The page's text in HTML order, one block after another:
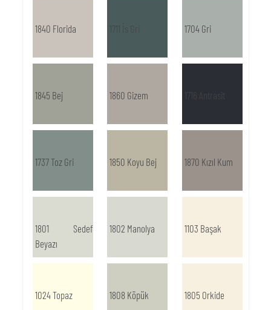
1840 Florida 1704 Gri
1845 Bej 1860 Gizem 1716 Antrasit
1737 Toz Gri 1850 Koyu Bej 1870 Kızıl Kum
1801 Sedef
Beyazı
1802 Manolya 1103 Başak
1024 Topaz 1808 Köpük 1805 Orkide